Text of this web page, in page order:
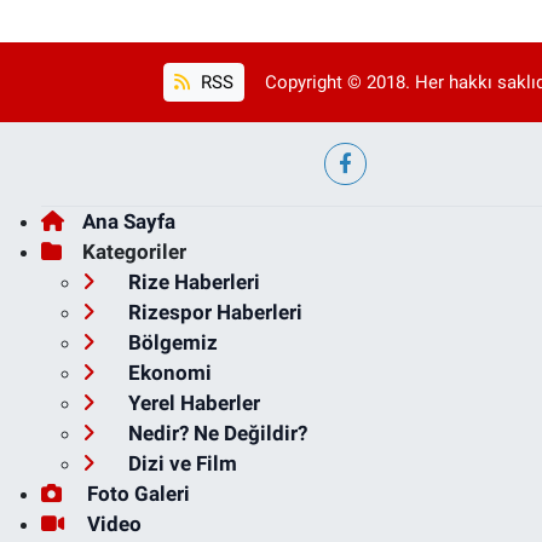
RSS Copyright © 2018. Her hakkı
Ana Sayfa
Kategoriler
Rize Haberleri
Rizespor Haberleri
Bölgemiz
Ekonomi
Yerel Haberler
Nedir? Ne Değildir?
Dizi ve Film
Foto Galeri
Video